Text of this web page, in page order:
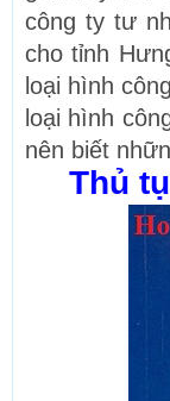
công ty tư
cho tỉnh
loại hình
loại hình
nên biết
Thủ